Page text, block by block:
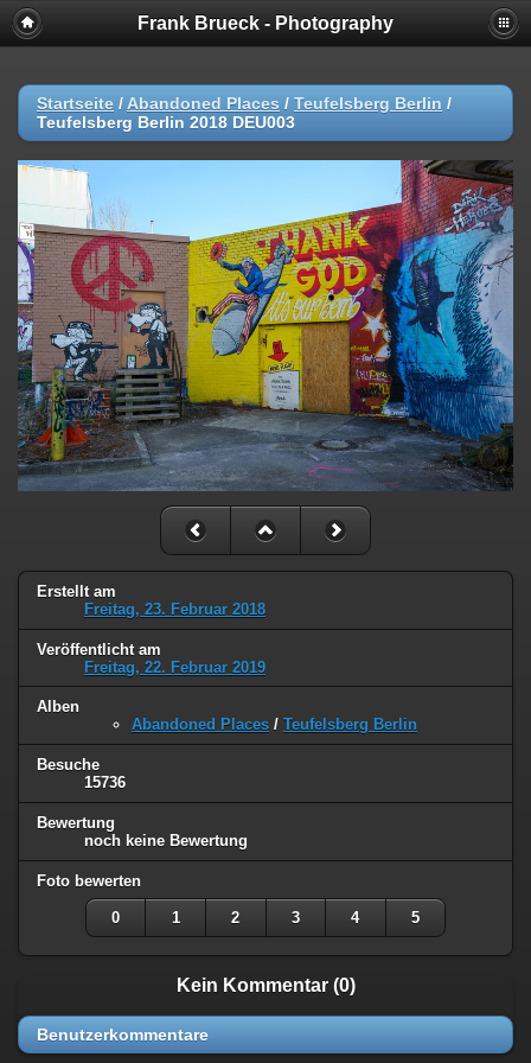
Frank Brueck - Photography
Startseite / Abandoned Places / Teufelsberg Berlin /
Teufelsberg Berlin 2018 DEU003
Erstellt am
Freitag, 23. Februar 2018
Veröffentlicht am
Freitag, 22. Februar 2019
Alben
Abandoned Places / Teufelsberg Berlin
Besuche
15736
Bewertung
noch keine Bewertung
Foto bewerten
0 1 2 3 4 5
Kein Kommentar (0)
Benutzerkommentare